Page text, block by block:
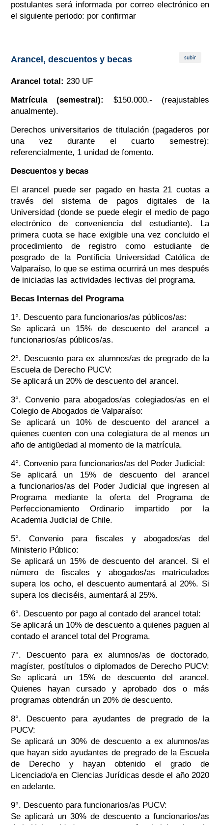
postulantes será informada por correo electrónico en
el siguiente periodo: por confirmar
Arancel, descuentos y becas subir
Arancel total: 230 UF
Matrícula (semestral):
$150.000.- (reajustables
anualmente).
Derechos universitarios de titulación (pagaderos por
una vez durante el cuarto semestre):
referencialmente, 1 unidad de fomento.
Descuentos y becas
El arancel puede ser pagado en hasta 21 cuotas a
través del sistema de pagos digitales de la
Universidad (donde se puede elegir el medio de pago
electrónico de conveniencia del estudiante). La
primera cuota se hace exigible una vez concluido el
procedimiento de registro como estudiante de
posgrado de la Pontificia Universidad Católica de
Valparaíso, lo que se estima ocurrirá un mes después
de iniciadas las actividades lectivas del programa.
Becas Internas del Programa
1°. Descuento para funcionarios/as públicos/as:
Se aplicará un 15% de descuento del arancel a
funcionarios/as públicos/as.
2°. Descuento para ex alumnos/as de pregrado de la
Escuela de Derecho PUCV:
Se aplicará un 20% de descuento del arancel.
3°. Convenio para abogados/as colegiados/as en el
Colegio de Abogados de Valparaíso:
Se aplicará un 10% de descuento del arancel a
quienes cuenten con una colegiatura de al menos un
año de antigüedad al momento de la matrícula.
4°. Convenio para funcionarios/as del Poder Judicial:
Se aplicará un 15% de descuento del arancel
a funcionarios/as del Poder Judicial que ingresen al
Programa mediante la oferta del Programa de
Perfeccionamiento Ordinario impartido por la
Academia Judicial de Chile.
5°. Convenio para fiscales y abogados/as del
Ministerio Público:
Se aplicará un 15% de descuento del arancel. Si el
número de fiscales y abogados/as matriculados
supera los ocho, el descuento aumentará al 20%. Si
supera los dieciséis, aumentará al 25%.
6°. Descuento por pago al contado del arancel total:
Se aplicará un 10% de descuento a quienes paguen al
contado el arancel total del Programa.
7°. Descuento para ex alumnos/as de doctorado,
magíster, postítulos o diplomados de Derecho PUCV:
Se aplicará un 15% de descuento del arancel.
Quienes hayan cursado y aprobado dos o más
programas obtendrán un 20% de descuento.
8°. Descuento para ayudantes de pregrado de la
PUCV:
Se aplicará un 30% de descuento a ex alumnos/as
que hayan sido ayudantes de pregrado de la Escuela
de Derecho y hayan obtenido el grado de
Licenciado/a en Ciencias Jurídicas desde el año 2020
en adelante.
9°. Descuento para funcionarios/as PUCV:
Se aplicará un 30% de descuento a funcionarios/as